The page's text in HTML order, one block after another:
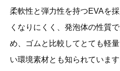
柔軟性と弾力性を持つEVAを
くなりにくく、発泡体の性質
め、ゴムと比較してとても軽
い環境素材とも知られていま